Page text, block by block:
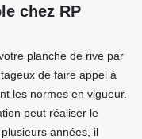
chez RP
planche de rive par
de faire appel à
les normes en vigueur.
peut réaliser le
années, il